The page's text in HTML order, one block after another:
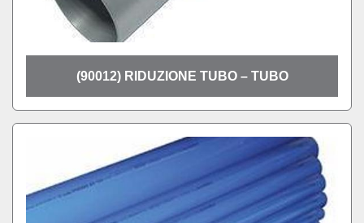
(90012) RIDUZIONE TUBO – TUBO